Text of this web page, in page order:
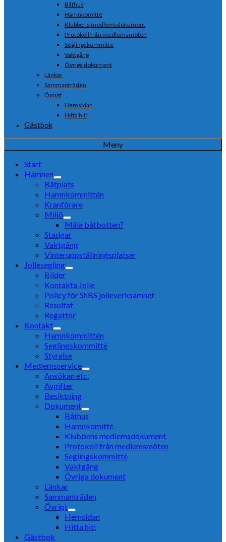
Båthus
Hamnkomitté
Klubbens medlemsdokument
Protokoll från medlemsmöten
Seglingskommitté
Vaktgång
Övriga dokument
Länkar
Sammanträden
Övrigt
Hemsidan
Hitta hit!
Gästbok
Meny
Start
Hamnen
Båtplats
Hamnkommittén
Kranförare
Miljö
Måla båtbotten?
Stadgar
Vaktgång
Vinteruppställningsplatser
Jollesegling
Bilder
Kontakta Jolle
Policy för ShBS jolleverksamhet
Resultat
Regattor
Kontakt
Hamnkommittén
Seglingskommitté
Styrelse
Medlemsservice
Ansökan etc.
Avgifter
Besiktning
Dokument
Båthus
Hamnkomitté
Klubbens medlemsdokument
Protokoll från medlemsmöten
Seglingskommitté
Vaktgång
Övriga dokument
Länkar
Sammanträden
Övrigt
Hemsidan
Hitta hit!
Gästbok